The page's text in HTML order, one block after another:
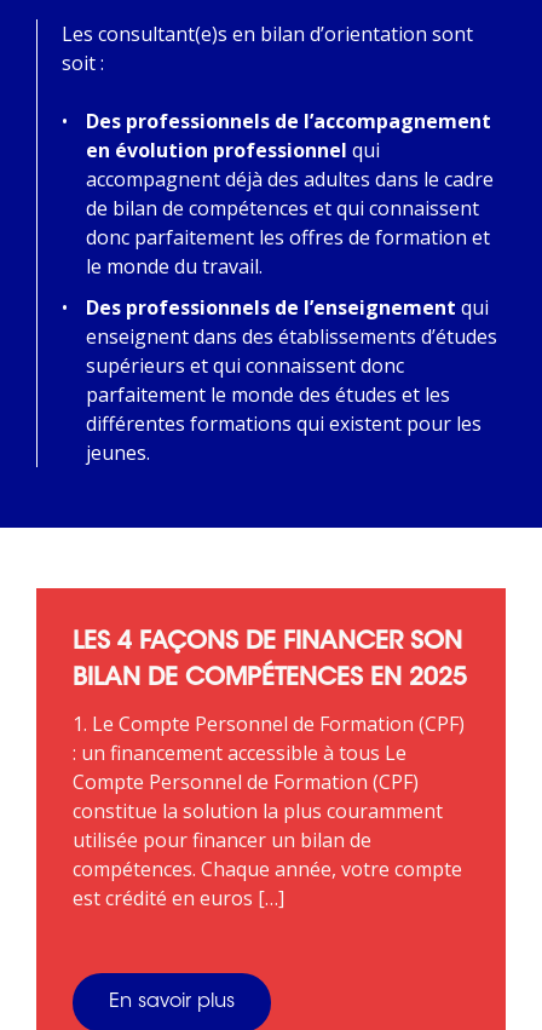
Les consultant(e)s en bilan d’orientation sont
soit :
Des professionnels de l’accompagnement
en évolution professionnel qui
accompagnent déjà des adultes dans le cadre
de bilan de compétences et qui connaissent
donc parfaitement les offres de formation et
le monde du travail.
Des professionnels de l’enseignement qui
enseignent dans des établissements d’études
supérieurs et qui connaissent donc
parfaitement le monde des études et les
différentes formations qui existent pour les
jeunes.
LES 4 FAÇONS DE FINANCER SON
BILAN DE COMPÉTENCES EN 2025
1. Le Compte Personnel de Formation (CPF)
: un financement accessible à tous Le
Compte Personnel de Formation (CPF)
constitue la solution la plus couramment
utilisée pour financer un bilan de
compétences. Chaque année, votre compte
est crédité en euros […]
En savoir plus